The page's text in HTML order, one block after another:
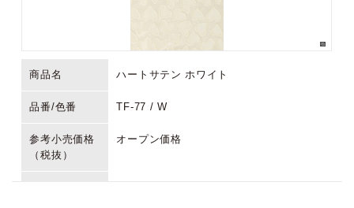
商品名 ハートサテン ホワイト
品番/色番 TF-77 / W
参考小売価格
（税抜）
オープン価格